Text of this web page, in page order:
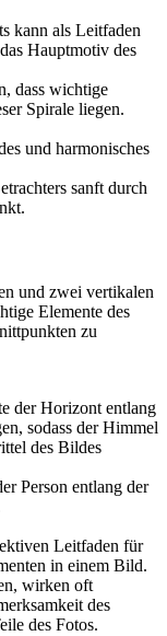
kann als Leitfaden
Hauptmotiv des
dass wichtige
Spirale liegen.
und harmonisches
sanft durch
und zwei vertikalen
Elemente des
zu
der Horizont entlang
sodass der Himmel
des Bildes
Person entlang der
Leitfaden für
in einem Bild.
wirken oft
des
des Fotos.